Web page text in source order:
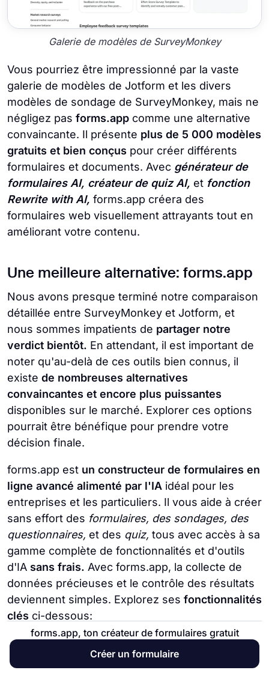
Galerie de modèles de SurveyMonkey
Vous pourriez être impressionné par la vaste
galerie de modèles de Jotform et les divers
modèles de sondage de SurveyMonkey, mais ne
négligez pas forms.app comme une alternative
convaincante. Il présente plus de 5 000 modèles
gratuits et bien conçus pour créer différents
formulaires et documents. Avec générateur de
formulaires AI, créateur de quiz AI, et fonction
Rewrite with AI, forms.app créera des
formulaires web visuellement attrayants tout en
améliorant votre contenu.
Une meilleure alternative: forms.app
Nous avons presque terminé notre comparaison
détaillée entre SurveyMonkey et Jotform, et
nous sommes impatients de partager notre
verdict bientôt. En attendant, il est important de
noter qu'au-delà de ces outils bien connus, il
existe de nombreuses alternatives
convaincantes et encore plus puissantes
disponibles sur le marché. Explorer ces options
pourrait être bénéfique pour prendre votre
décision finale.
forms.app est un constructeur de formulaires en
ligne avancé alimenté par l'IA idéal pour les
entreprises et les particuliers. Il vous aide à créer
sans effort des formulaires, des sondages, des
questionnaires, et des quiz, tous avec accès à sa
gamme complète de fonctionnalités et d'outils
d'IA sans frais. Avec forms.app, la collecte de
données précieuses et le contrôle des résultats
deviennent simples. Explorez ses fonctionnalités
clés ci-dessous:
💪 Plus de 5000 modèles gratuits :forms.app
offre d'incroyables modèles pré-conçus adaptés
forms.app, ton créateur de formulaires gratuit
Créer un formulaire